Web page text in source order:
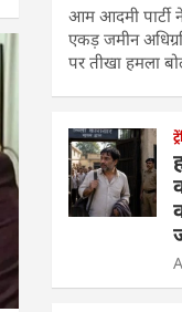
आम आदमी पार्टी
एकड़ जमीन
पर तीखा हमला